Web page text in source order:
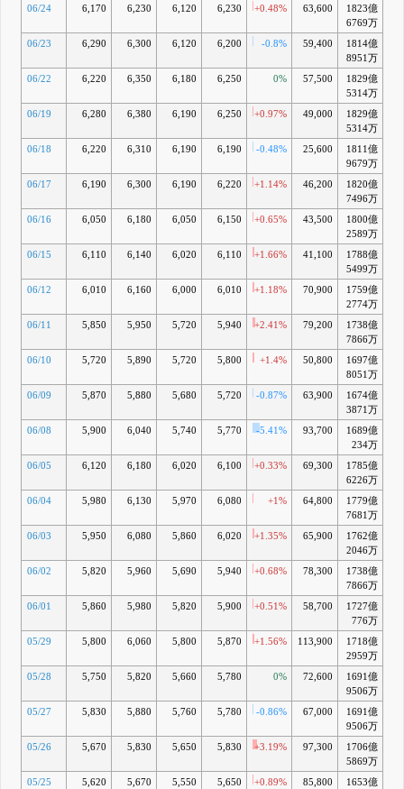
06/24 6,170 6,230 6,120 6,230 +0.48% 63,600
1823億
6769万
06/23 6,290 6,300 6,120 6,200 -0.8% 59,400
1814億
8951万
06/22 6,220 6,350 6,180 6,250 0% 57,500
1829億
5314万
06/19 6,280 6,380 6,190 6,250 +0.97% 49,000
1829億
5314万
06/18 6,220 6,310 6,190 6,190 -0.48% 25,600
1811億
9679万
06/17 6,190 6,300 6,190 6,220 +1.14% 46,200
1820億
7496万
06/16 6,050 6,180 6,050 6,150 +0.65% 43,500
1800億
2589万
06/15 6,110 6,140 6,020 6,110 +1.66% 41,100
1788億
5499万
06/12 6,010 6,160 6,000 6,010 +1.18% 70,900
1759億
2774万
06/11 5,850 5,950 5,720 5,940 +2.41% 79,200
1738億
7866万
06/10 5,720 5,890 5,720 5,800 +1.4% 50,800
1697億
8051万
06/09 5,870 5,880 5,680 5,720 -0.87% 63,900
1674億
3871万
06/08 5,900 6,040 5,740 5,770 -5.41% 93,700
1689億
234万
06/05 6,120 6,180 6,020 6,100 +0.33% 69,300
1785億
6226万
06/04 5,980 6,130 5,970 6,080 +1% 64,800
1779億
7681万
06/03 5,950 6,080 5,860 6,020 +1.35% 65,900
1762億
2046万
06/02 5,820 5,960 5,690 5,940 +0.68% 78,300
1738億
7866万
06/01 5,860 5,980 5,820 5,900 +0.51% 58,700
1727億
776万
05/29 5,800 6,060 5,800 5,870 +1.56% 113,900
1718億
2959万
05/28 5,750 5,820 5,660 5,780 0% 72,600
1691億
9506万
05/27 5,830 5,880 5,760 5,780 -0.86% 67,000
1691億
9506万
05/26 5,670 5,830 5,650 5,830 +3.19% 97,300
1706億
5869万
05/25 5,620 5,670 5,550 5,650 +0.89% 85,800
1653億